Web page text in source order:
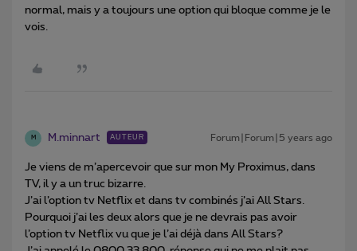
normal, mais y a toujours une option qui bloque comme je le
vois.
M M.minnart AUTEUR Forum|Forum|5 years ago
Je viens de m’apercevoir que sur mon My Proximus, dans
TV, il y a un truc bizarre.
J’ai l’option tv Netflix et dans tv combinés j’ai All Stars.
Pourquoi j’ai les deux alors que je ne devrais pas avoir
l’option tv Netflix vu que je l’ai déjà dans All Stars?